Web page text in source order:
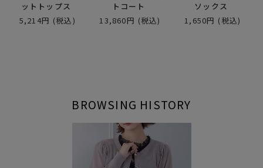
ットトップス
5,214円 (税込)
トコート
13,860円 (税込)
ソックス
1,650円 (税込)
BROWSING HISTORY